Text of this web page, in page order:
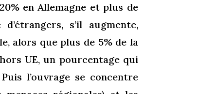
en Allemagne et plus de
s’il augmente,
alors que plus de 5% de la
UE, un pourcentage qui
l’ouvrage se concentre